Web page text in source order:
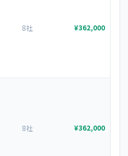
8社 ¥362,000
8社 ¥362,000